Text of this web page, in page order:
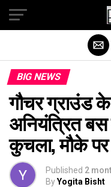
BIG NEWS
गौचर ग्राउंड के
अनियंत्रित बस
कुचला, मौके पर
Published 2
ByYogita Bisht